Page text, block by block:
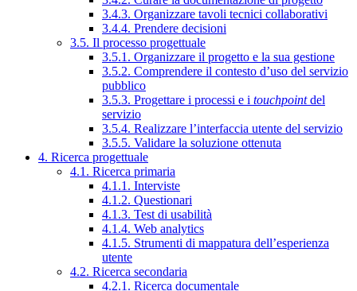
3.4.3. Organizzare tavoli tecnici collaborativi
3.4.4. Prendere decisioni
3.5. Il processo progettuale
3.5.1. Organizzare il progetto e la sua gestione
3.5.2. Comprendere il contesto d’uso del servizio
pubblico
3.5.3. Progettare i processi e i touchpointdel
servizio
3.5.4. Realizzare l’interfaccia utente del servizio
3.5.5. Validare la soluzione ottenuta
4. Ricerca progettuale
4.1. Ricerca primaria
4.1.1. Interviste
4.1.2. Questionari
4.1.3. Test di usabilità
4.1.4. Web analytics
4.1.5. Strumenti di mappatura dell’esperienza
utente
4.2. Ricerca secondaria
4.2.1. Ricerca documentale